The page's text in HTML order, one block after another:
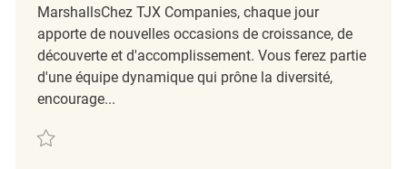
MarshallsChez TJX Companies, chaque jour
apporte de nouvelles occasions de croissance, de
découverte et d'accomplissement. Vous ferez partie
d'une équipe dynamique qui prône la diversité,
encourage...
Sauvegarder Retail Merchandising Supervisor REQ140195